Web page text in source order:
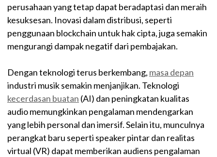
perusahaan yang tetap dapat beradaptasi dan meraih
kesuksesan. Inovasi dalam distribusi, seperti
penggunaan blockchain untuk hak cipta, juga semakin
mengurangi dampak negatif dari pembajakan.
Dengan teknologi terus berkembang, masa depan
industri musik semakin menjanjikan. Teknologi
kecerdasan buatan (AI) dan peningkatan kualitas
audio memungkinkan pengalaman mendengarkan
yang lebih personal dan imersif. Selain itu, munculnya
perangkat baru seperti speaker pintar dan realitas
virtual (VR) dapat memberikan audiens pengalaman